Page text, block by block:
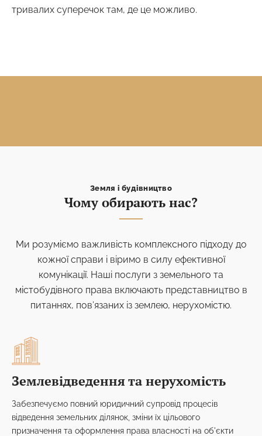
тривалих суперечок там, де це можливо.
Земля і будівництво
Чому обирають нас?
Ми розуміємо важливість комплексного підходу до
кожної справи і віримо в силу ефективної
комунікації. Наші послуги з земельного та
містобудівного права включають представництво в
питаннях, пов’язаних із землею, нерухомістю.
Землевідведення та нерухомість
Забезпечуємо повний юридичний супровід процесів
відведення земельних ділянок, зміни їх цільового
призначення та оформлення права власності на об'єкти